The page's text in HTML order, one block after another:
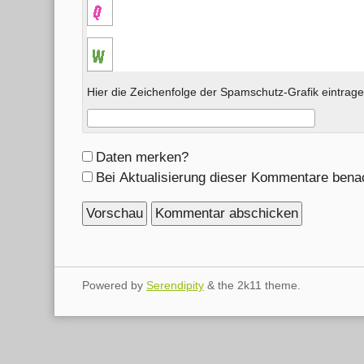
Hier die Zeichenfolge der Spamschutz-Grafik
Formular-
Optionen
Daten merken?
Bei Aktualisierung dieser Kommentare
Powered by Serendipity& the 2k11 theme.